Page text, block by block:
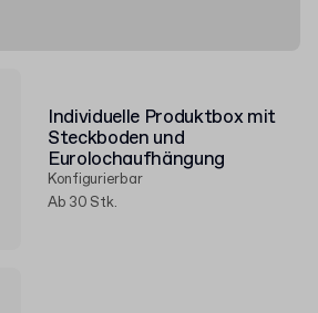
Individuelle Produktbox mit
Steckboden und
Eurolochaufhängung
Konfigurierbar
Ab 30 Stk.